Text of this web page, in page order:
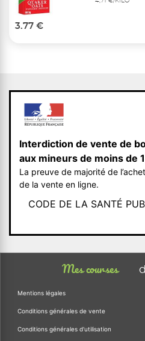
3.77 €
Interdiction de vente de
aux mineurs de moins de
La preuve de majorité de
de la vente en ligne.
CODE DE LA SANTÉ
Mes courses
Mentions légales
Conditions générales de vente
Conditions générales d'utilisation